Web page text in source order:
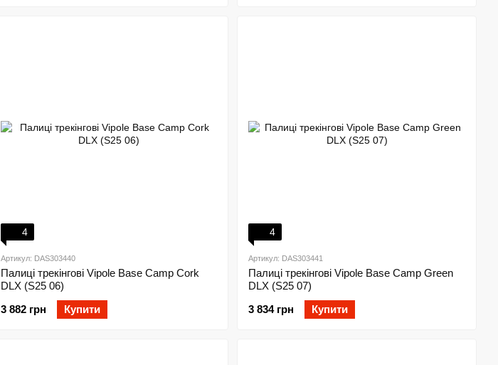
4
Артикул: DAS303440
Палиці трекінгові Vipole Base Camp Cork
DLX (S25 06)
3 882 грн
Купити
4
Артикул: DAS303441
Палиці трекінгові Vipole Base Camp Green
DLX (S25 07)
3 834 грн
Купити